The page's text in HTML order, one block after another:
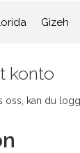
Gizeh
konto
oss, kan du